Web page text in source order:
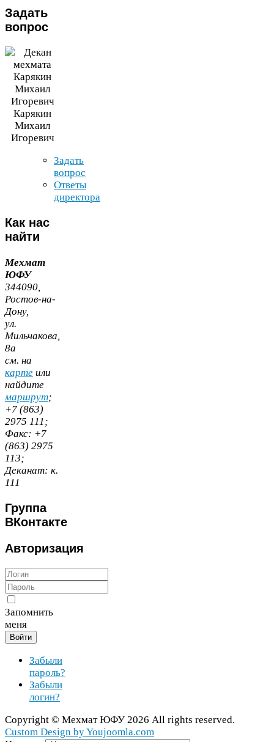
Задать
вопрос
Карякин
Михаил
Игоревич
Задать
вопрос
Ответы
директора
Как нас
найти
Мехмат
ЮФУ
344090
Ростов-​на-​
Дону,
ул.
Мильчакова,
8а
cм. на
карте или
найдите
маршрут;
+7 (863)
2975 111 ;
Факс: +7
(863) 2975
113;
Деканат: к.
111
Группа
ВКонтакте
Авторизация
Запомнить
меня
Войти
Забыли
пароль?
Забыли
логин?
Copy­right © МехматЮФУ 2026 All rights reserved.
Cus­tom Design by You​joomla​.com